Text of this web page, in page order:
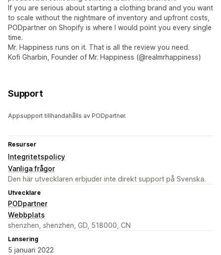
If you are serious about starting a clothing brand and you want
to scale without the nightmare of inventory and upfront costs,
PODpartner on Shopify is where I would point you every single
time.
Mr. Happiness runs on it. That is all the review you need.
Kofi Gharbin, Founder of Mr. Happiness (@realmrhappiness)
Support
Appsupport tillhandahålls av PODpartner.
Resurser
Integritetspolicy
Vanliga frågor
Den här utvecklaren erbjuder inte direkt support på Svenska.
Utvecklare
PODpartner
Webbplats
shenzhen, shenzhen, GD, 518000, CN
Lansering
5 januari 2022